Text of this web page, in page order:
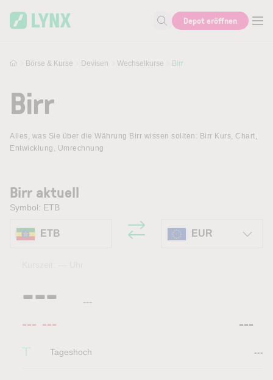
Suche nach Aktie, Autor...
Depot eröffnen
Börse & Kurse Devisen Wechselkurse Birr
Birr
Alles, was Sie über die Währung Birr wissen sollten: Birr Kurs, Chart,
Entwicklung, Umrechnung
Birr aktuell
Symbol: ETB
ETB EUR
--- ---
--- --- ---
Tageshoch ---